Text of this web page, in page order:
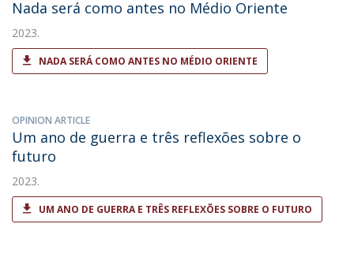
Nada será como antes no Médio Oriente
2023.
NADA SERÁ COMO ANTES NO MÉDIO ORIENTE
OPINION ARTICLE
Um ano de guerra e três reflexões sobre o
futuro
2023.
UM ANO DE GUERRA E TRÊS REFLEXÕES SOBRE O FUTURO